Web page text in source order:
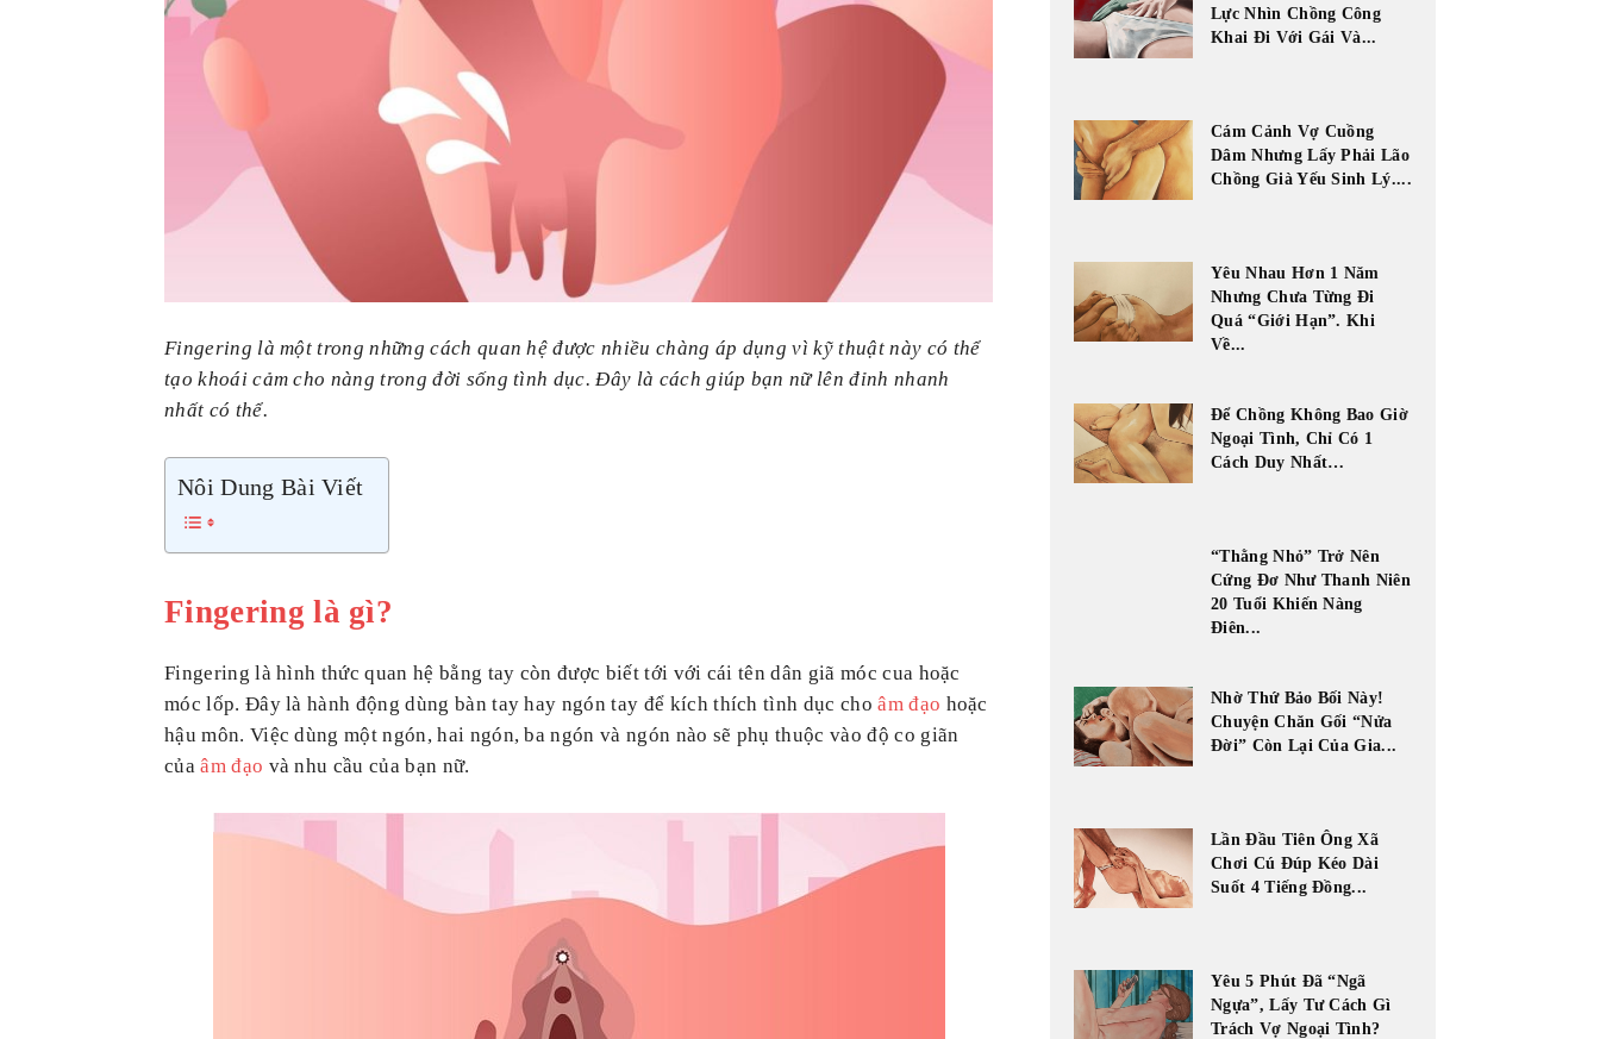
Fingering là một trong những cách quan hệ được nhiều chàng áp dụng vì kỹ thuật này có thể
tạo khoái cảm cho nàng trong đời sống tình dục. Đây là cách giúp bạn nữ lên đỉnh nhanh
nhất có thể.
Nôi Dung Bài Viết
Fingering là gì?
Fingering là hình thức quan hệ bằng tay còn được biết tới với cái tên dân giã móc cua hoặc
móc lốp. Đây là hành động dùng bàn tay hay ngón tay để kích thích tình dục choâm đạo hoặc
hậu môn. Việc dùng một ngón, hai ngón, ba ngón và ngón nào sẽ phụ thuộc vào độ co giãn
củaâm đạo và nhu cầu của bạn nữ.
Lực Nhìn Chồng Công
Khai Đi Với Gái Và...
Cám Cảnh Vợ Cuồng
Dâm Nhưng Lấy Phải Lão
Chồng Già Yếu Sinh Lý....
Yêu Nhau Hơn 1 Năm
Nhưng Chưa Từng Đi
Quá “Giới Hạn”. Khi
Về...
Để Chồng Không Bao Giờ
Ngoại Tình, Chỉ Có 1
Cách Duy Nhất…
“Thằng Nhỏ” Trở Nên
Cứng Đơ Như Thanh Niên
20 Tuổi Khiến Nàng
Điên...
Nhờ Thứ Bảo Bối Này!
Chuyện Chăn Gối “Nửa
Đời” Còn Lại Của Gia...
Lần Đầu Tiên Ông Xã
Chơi Cú Đúp Kéo Dài
Suốt 4 Tiếng Đồng...
Yêu 5 Phút Đã “Ngã
Ngựa”, Lấy Tư Cách Gì
Trách Vợ Ngoại Tình?